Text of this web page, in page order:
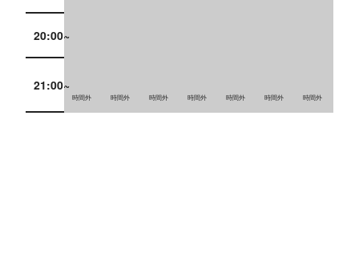
20:00~
21:00~
時間外 時間外 時間外 時間外 時間外 時間外 時間外